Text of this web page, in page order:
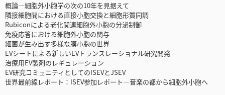
概論―細胞外小胞学の次の10年を見据えて
隣接細胞間における直接小胞交換と細胞形質同調
Rubiconによる老化関連細胞外小胞の分泌制御
免疫応答における細胞外小胞の関与
細菌が生み出す多様な膜小胞の世界
EVシートによる新しいEVトランスレーショナル研究開発
治療用EV製剤のレギュレーション
EV研究コミュニティとしてのISEVとJSEV
世界最前線レポート：ISEV参加レポート―音楽の都から細胞外小胞へ